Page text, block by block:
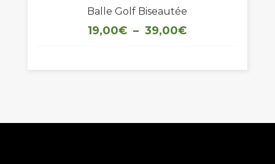
Balle Golf Biseautée
19,00€ – 39,00€Plage